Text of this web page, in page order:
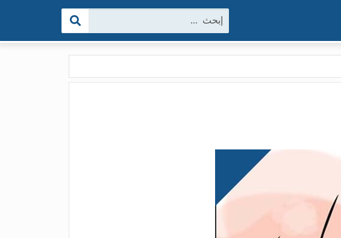
البحث: